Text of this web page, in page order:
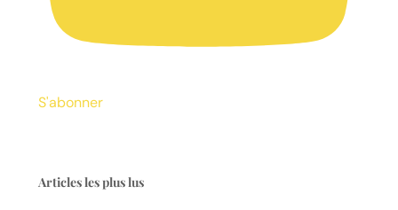
S'abonner
Articles les plus lus